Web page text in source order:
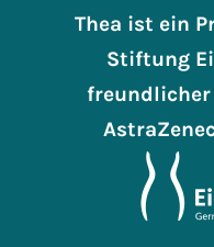
Thea ist ein
Stiftung